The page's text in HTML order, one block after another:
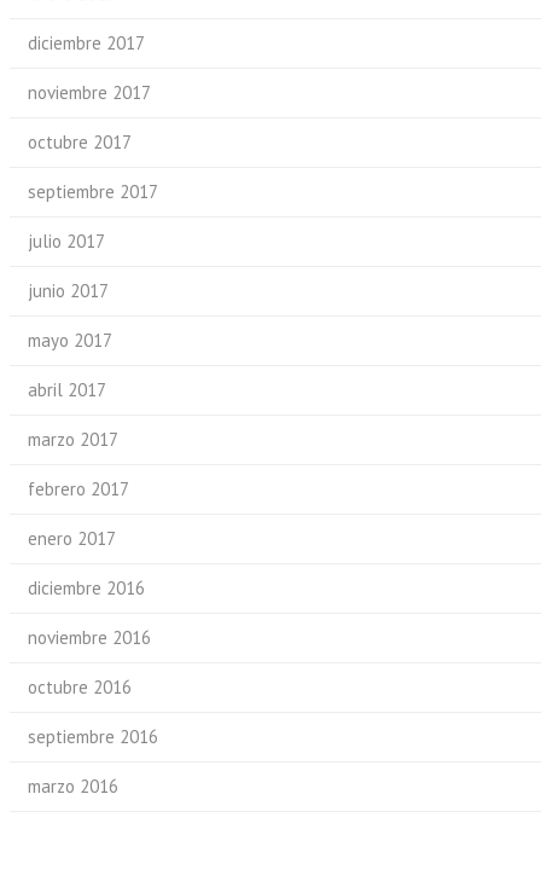
diciembre 2017
noviembre 2017
octubre 2017
septiembre 2017
julio 2017
junio 2017
mayo 2017
abril 2017
marzo 2017
febrero 2017
enero 2017
diciembre 2016
noviembre 2016
octubre 2016
septiembre 2016
marzo 2016